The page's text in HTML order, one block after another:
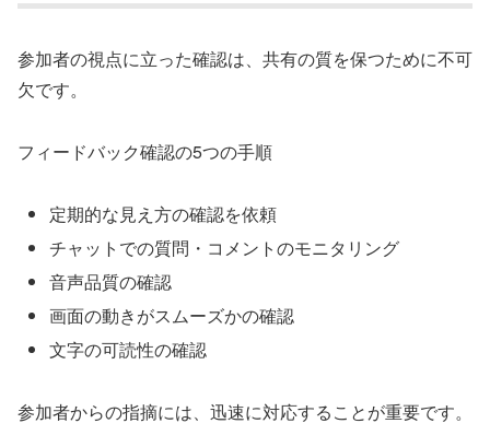
参加者の視点に立った確認は、共有の質を保つために不可
欠です。
フィードバック確認の5つの手順
定期的な見え方の確認を依頼
チャットでの質問・コメントのモニタリング
音声品質の確認
画面の動きがスムーズかの確認
文字の可読性の確認
参加者からの指摘には、迅速に対応することが重要です。